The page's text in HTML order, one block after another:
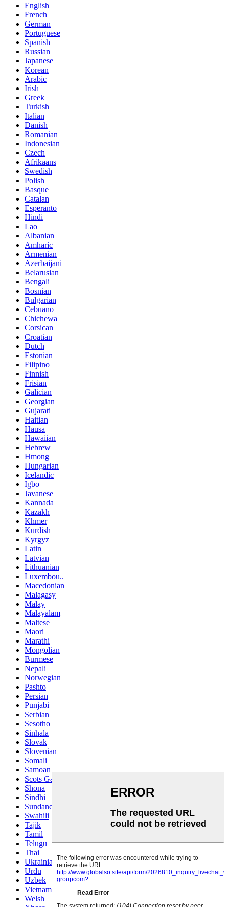
English
French
German
Portuguese
Spanish
Russian
Japanese
Korean
Arabic
Irish
Greek
Turkish
Italian
Danish
Romanian
Indonesian
Czech
Afrikaans
Swedish
Polish
Basque
Catalan
Esperanto
Hindi
Lao
Albanian
Amharic
Armenian
Azerbaijani
Belarusian
Bengali
Bosnian
Bulgarian
Cebuano
Chichewa
Corsican
Croatian
Dutch
Estonian
Filipino
Finnish
Frisian
Galician
Georgian
Gujarati
Haitian
Hausa
Hawaiian
Hebrew
Hmong
Hungarian
Icelandic
Igbo
Javanese
Kannada
Kazakh
Khmer
Kurdish
Kyrgyz
Latin
Latvian
Lithuanian
Luxembou..
Macedonian
Malagasy
Malay
Malayalam
Maltese
Maori
Marathi
Mongolian
Burmese
Nepali
Norwegian
Pashto
Persian
Punjabi
Serbian
Sesotho
Sinhala
Slovak
Slovenian
Somali
Samoan
Scots Gaelic
Shona
Sindhi
Sundanese
Swahili
Tajik
Tamil
Telugu
Thai
Ukrainian
Urdu
Uzbek
Vietnamese
Welsh